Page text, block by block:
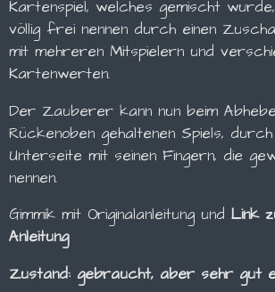
Kartenspiel, welches gemischt
völlig frei nennen durch einen
mit mehreren Mitspielern und
Kartenwerten.
Der Zauberer kann nun beim
Rückenoben gehaltenen Spiels,
Unterseite mit seinen Fingern, die
nennen.
Gimmik mit Originalanleitung und Link
Anleitung
Zustand: gebraucht, aber sehr gut